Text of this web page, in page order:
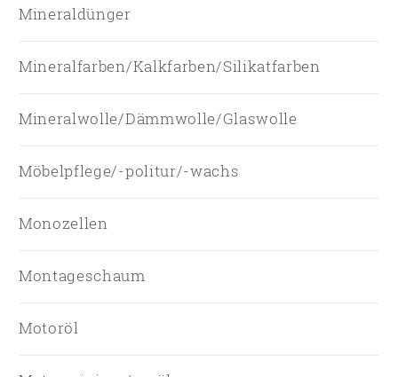
Mineraldünger
Mineralfarben/Kalkfarben/Silikatfarben
Mineralwolle/Dämmwolle/Glaswolle
Möbelpflege/-politur/-wachs
Monozellen
Montageschaum
Motoröl